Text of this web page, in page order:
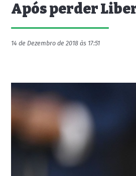
Após perder
14 de Dezembro de 2018 às 17:51